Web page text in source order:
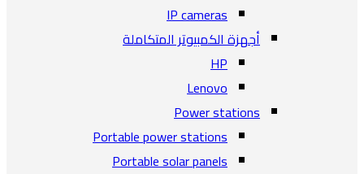
IP cameras
أجهزة الكمبيوتر المتكاملة
HP
Lenovo
Power stations
Portable power stations
Portable solar panels